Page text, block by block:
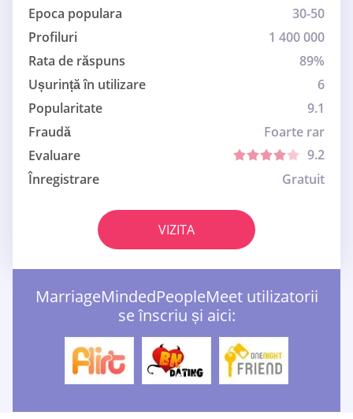
Epoca populara
30-50
Profiluri
1 400 000
Rata de răspuns
89%
Ușurință în utilizare
6
Popularitate
9.1
Fraudă
Foarte rar
Evaluare
9.2
Înregistrare
Gratuit
VIZITA
MarriageMindedPeopleMeet utilizatorii
se înscriu și aici: